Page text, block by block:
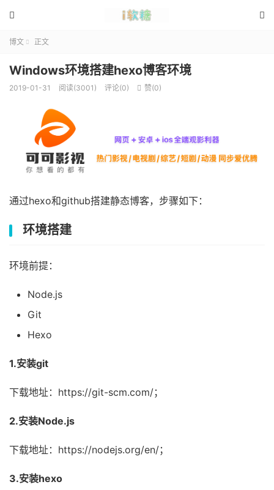


博文  正文
Windows环境搭建hexo博客环境
2019-01-31 阅读(3001) 评论(0)  赞(0)
通过hexo和github搭建静态博客，步骤如下：
环境搭建
环境前提：
Node.js
Git
Hexo
1.安装git
下载地址：https://git-scm.com/；
2.安装Node.js
下载地址：https://nodejs.org/en/；
3.安装hexo